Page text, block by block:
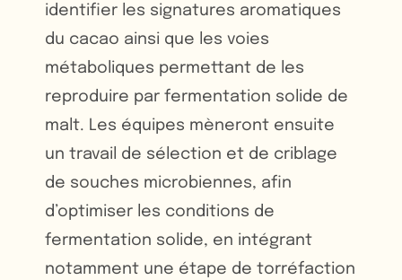
identifier les signatures aromatiques
du cacao ainsi que les voies
métaboliques permettant de les
reproduire par fermentation solide de
malt. Les équipes mèneront ensuite
un travail de sélection et de criblage
de souches microbiennes, afin
d’optimiser les conditions de
fermentation solide, en intégrant
notamment une étape de torréfaction